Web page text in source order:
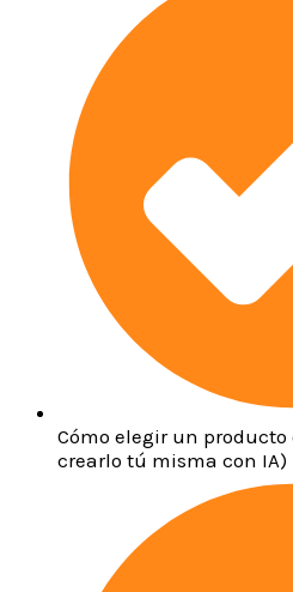
Cómo elegir un
crearlo tú misma con IA)